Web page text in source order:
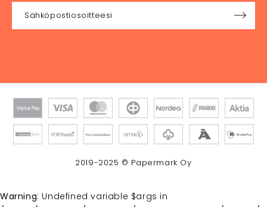
2019-2025 © Papermark Oy
Warning: Undefined variable $args in